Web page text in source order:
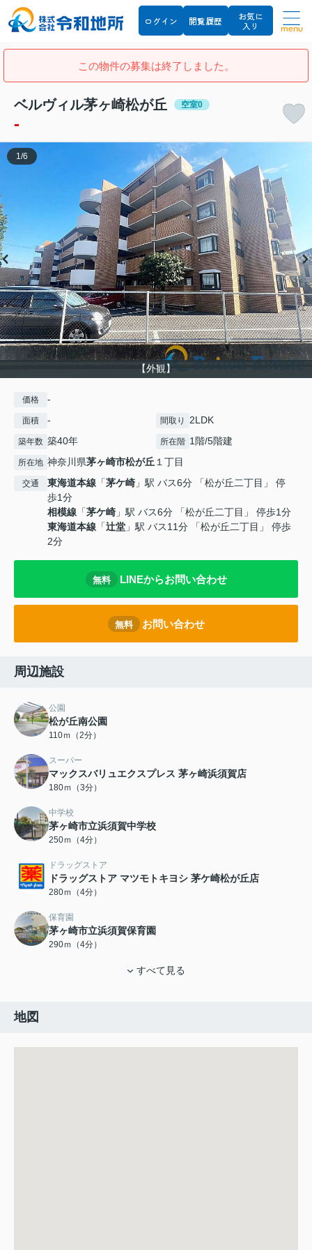
ログイン 閲覧履歴
お気に
入り
menu
この物件の募集は終了しました。
ベルヴィル茅ヶ崎松が丘 空室0
-
【外観】
1 /6
価格 -
面積 - 間取り 2LDK
築年数 築40年 所在階 1階/5階建
所在地 神奈川県茅ヶ崎市松が丘 １丁目
交通 東海道本線 「茅ケ崎 」駅 バス6分 「松が丘二丁目」 停
歩1分
相模線 「茅ケ崎 」駅 バス6分 「松が丘二丁目」 停歩1分
東海道本線 「辻堂 」駅 バス11分 「松が丘二丁目」 停歩
2分
無料 LINEからお問い合わせ
無料 お問い合わせ
周辺施設
公園
松が丘南公園
110ｍ（2分）
スーパー
マックスバリュエクスプレス 茅ヶ崎浜須賀店
180ｍ（3分）
中学校
茅ヶ崎市立浜須賀中学校
250ｍ（4分）
ドラッグストア
ドラッグストア マツモトキヨシ 茅ケ崎松が丘店
280ｍ（4分）
保育園
茅ヶ崎市立浜須賀保育園
290ｍ（4分）
すべて見る
地図